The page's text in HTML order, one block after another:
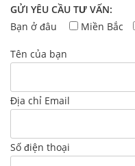
GỬI YÊU CẦU TƯ VẤN:
Bạn ở đâu
Miền Bắc
Tên của bạn
Địa chỉ Email
Số điện thoại